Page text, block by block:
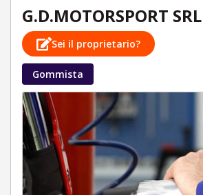
G.D.MOTORSPORT SRL
Sei il proprietario?
Gommista